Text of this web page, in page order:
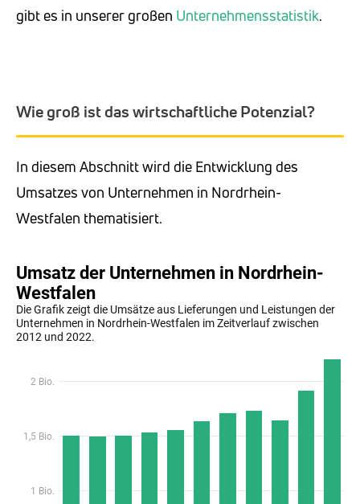
gibt es in unserer großen Unternehmensstatistik.
Wie groß ist das wirtschaftliche Potenzial?
In diesem Abschnitt wird die Entwicklung des
Umsatzes von Unternehmen in Nordrhein-
Westfalen thematisiert.